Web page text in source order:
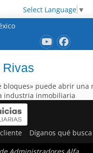
Select Language ▼
bloques» puede abrir una
industria inmobiliaria
Díganos qué busca